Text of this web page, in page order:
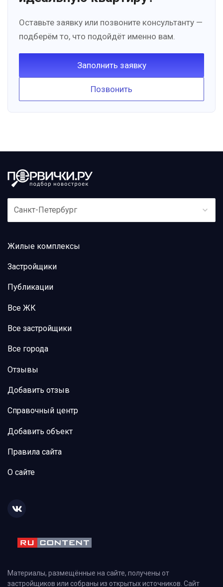
Оставьте заявку или позвоните консультанту —
подберём то, что подойдёт именно вам.
Заполнить заявку
Позвонить
Санкт-Петербург
Жилые комплексы
Застройщики
Публикации
Все ЖК
Все застройщики
Все города
Отзывы
Добавить отзыв
Справочный центр
Добавить объект
Правила сайта
О сайте
Материалы, размещённые на сайте, получены от
застройщиков или собраны из открытых источников. Сайт